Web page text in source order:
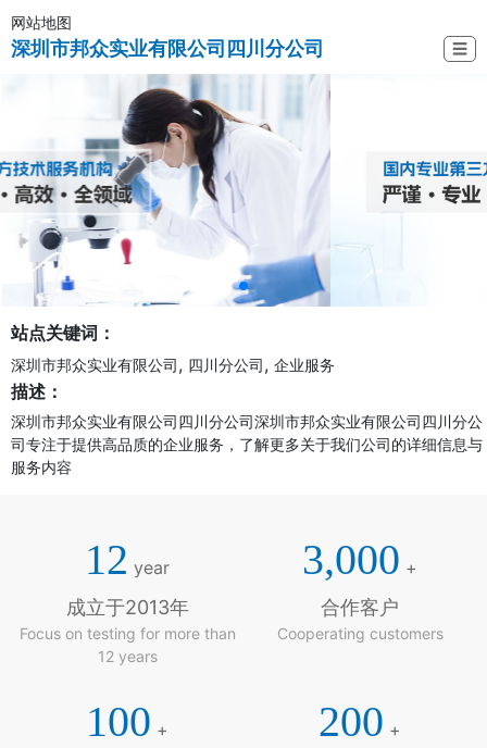
网站地图
深圳市邦众实业有限公司四川分公司 ☰
站点关键词：
深圳市邦众实业有限公司, 四川分公司, 企业服务
描述：
深圳市邦众实业有限公司四川分公司深圳市邦众实业有限公司四川分公
司专注于提供高品质的企业服务，了解更多关于我们公司的详细信息与
服务内容
12 year
成立于2013年
Focus on testing for more than
12 years
3,000 +
合作客户
Cooperating customers
100 + 200 +